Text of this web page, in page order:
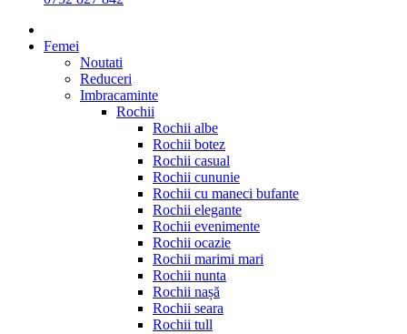
Femei
Noutati
Reduceri
Imbracaminte
Rochii
Rochii albe
Rochii botez
Rochii casual
Rochii cununie
Rochii cu maneci bufante
Rochii elegante
Rochii evenimente
Rochii ocazie
Rochii marimi mari
Rochii nunta
Rochii nașă
Rochii seara
Rochii tull